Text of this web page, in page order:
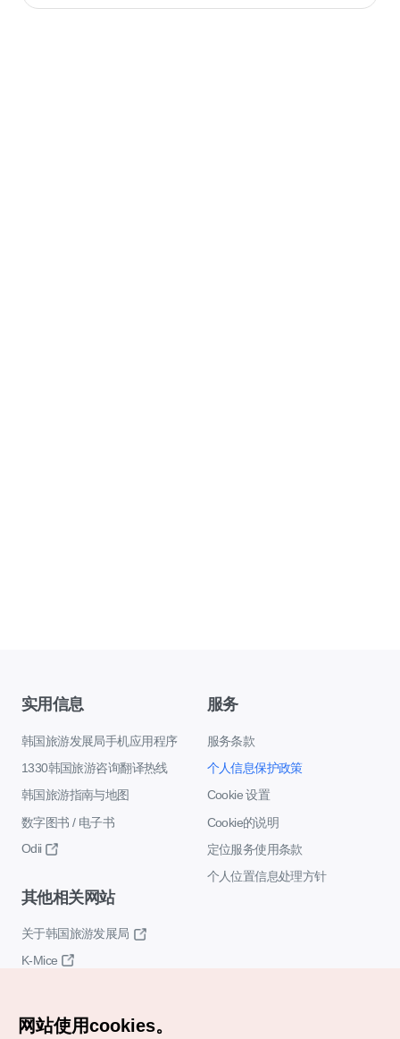
实用信息
韩国旅游发展局手机应用程序
1330韩国旅游咨询翻译热线
韩国旅游指南与地图
数字图书 / 电子书
Odii
服务
服务条款
个人信息保护政策
Cookie 设置
Cookie的说明
定位服务使用条款
个人位置信息处理方针
其他相关网站
关于韩国旅游发展局
K-Mice
网站使用cookies。